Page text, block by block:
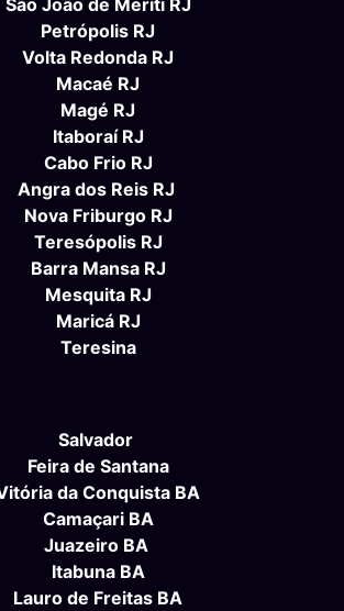
São João de Meriti RJ
Petrópolis RJ
Volta Redonda RJ
Macaé RJ
Magé RJ
Itaboraí RJ
Cabo Frio RJ
Angra dos Reis RJ
Nova Friburgo RJ
Teresópolis RJ
Barra Mansa RJ
Mesquita RJ
Maricá RJ
Teresina
Salvador
Feira de Santana
da Conquista BA
Camaçari BA
Juazeiro BA
Itabuna BA
Lauro de Freitas BA